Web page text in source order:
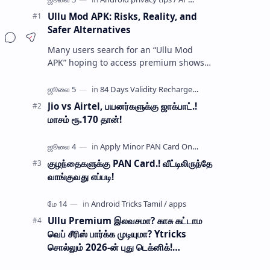
Ullu Mod APK: Risks, Reality, and
Safer Alternatives
Many users search for an “Ullu Mod
APK” hoping to access premium shows
modified application files are often …
Jio vs Airtel, பயனர்களுக்கு ஜாக்பாட்.!
மாசம் ரூ.170 தான்!
குழந்தைகளுக்கு PAN Card.! வீட்டிலிருந்தே
வாங்குவது எப்படி!
Ullu Premium இலவசமா? காசு கட்டாம
வெப் சீரிஸ் பார்க்க முடியுமா? Ytricks
சொல்லும் 2026-ன் புது டெக்னிக்!